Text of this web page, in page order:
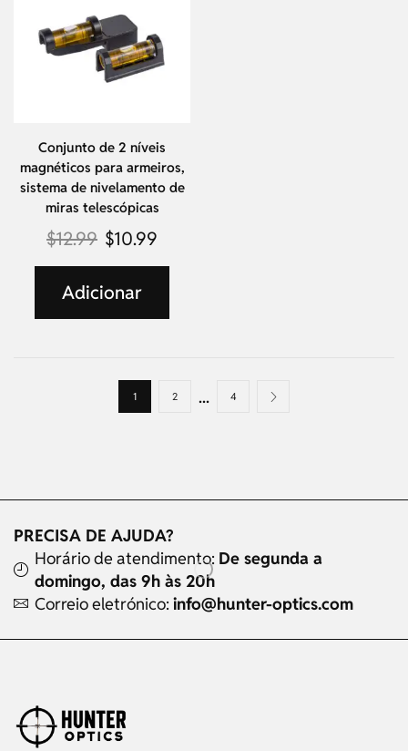
Conjunto de 2 níveis
magnéticos para armeiros,
sistema de nivelamento de
miras telescópicas
$12.99 $10.99
Adicionar
1 2 ... 4
PRECISA DE AJUDA?
Horário de atendimento: De segunda a
domingo, das 9h às 20h
Correio eletrónico: info@hunter-optics.com